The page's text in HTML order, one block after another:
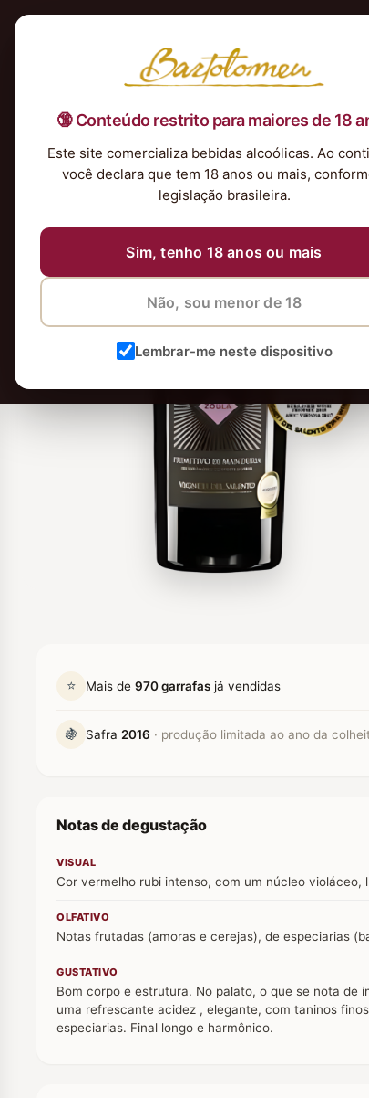
🔞 Conteúdo restrito para maiores de 18
Este site comercializa bebidas alcoólicas. Ao
você declara que tem 18 anos ou mais,
legislação brasileira.
Sim, tenho 18 anos ou mais
Não, sou menor de 18
Lembrar-me neste dispositivo
Nossa Seleção TintosBrancosEspumantesRosés
⭐ Mais de 970 garrafas já vendidas
🍇 Safra 2016 · produção limitada ao ano da
Notas de degustação
VISUAL
Cor vermelho rubi intenso, com um núcleo violáceo,
OLFATIVO
Notas frutadas (amoras e cerejas), de especiarias
GUSTATIVO
Bom corpo e estrutura. No palato, o que se nota de
uma refrescante acidez , elegante, com taninos
especiarias. Final longo e harmônico.